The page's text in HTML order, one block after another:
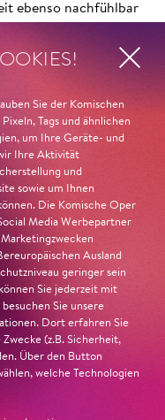
ebenso nachfühlbar
Sie der Komischen
Tags und ähnlichen
um Ihre Geräte- und
Ihre Aktivität
und
sowie um Ihnen
Die Komische Oper
Media Werbepartner
Ausland
geringer sein
Sie jederzeit mit
Sie unsere
Dort erfahren Sie
(z.B. Sicherheit,
Über den Button
welche Technologien